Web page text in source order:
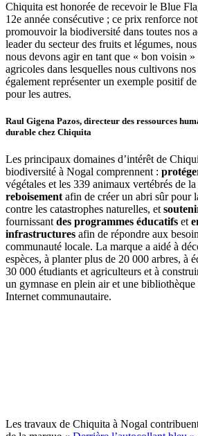
Chiquita est honorée de recevoir le Blue
12e année consécutive ; ce prix renforce
promouvoir la biodiversité dans toutes nos
leader du secteur des fruits et légumes,
nous devons agir en tant que « bon voisin »
agricoles dans lesquelles nous cultivons
également représenter un exemple positif
pour les autres.
Raul Gigena Pazos, directeur des ressources
durable chez Chiquita
Les principaux domaines d’intérêt de
biodiversité à Nogal comprennent :
végétales et les 339 animaux vertébrés de la
reboisementafin de créer un abri sûr pour
contre les catastrophes naturelles, et
fournissantdes programmes éducatifs et
infrastructures afin de répondre aux
communauté locale. La marque a aidé à
espèces, à planter plus de 20 000 arbres, à
30 000 étudiants et agriculteurs et à
un gymnase en plein air et une bibliothèque
Internet communautaire.
Les travaux de Chiquita à Nogal